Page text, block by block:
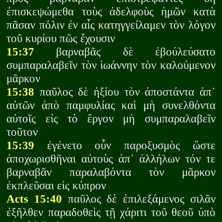
ἐπισκεψώμεθα τοὺς ἀδελφοὺς ἡμῶν κατὰ
πᾶσαν πόλιν ἐν αἷς κατηγγείλαμεν τὸν λόγον
τοῦ κυρίου πῶς ἔχουσιν
15:37 βαρναβᾶς δὲ ἐβούλεύσατο
συμπαραλαβεῖν τὸν ἰωάννην τὸν καλούμενον
μᾶρκον
15:38 παῦλος δὲ ἠξίου τὸν ἀποστάντα ἀπ᾽
αὐτῶν ἀπὸ παμφυλίας καὶ μὴ συνελθόντα
αὐτοῖς εἰς τὸ ἔργον μὴ συμπαραλαβεῖν
τοῦτον
15:39 ἐγένετο οὖν παροξυσμὸς ὥστε
ἀποχωρισθῆναι αὐτοὺς ἀπ᾽ ἀλλήλων τόν τε
βαρναβᾶν παραλαβόντα τὸν μᾶρκον
ἐκπλεῦσαι εἰς κύπρον
Acts 15:40 παῦλος δὲ ἐπιλεξάμενος σιλᾶν
ἐξῆλθεν παραδοθεὶς τῇ χάριτι τοῦ θεοῦ ὑπὸ